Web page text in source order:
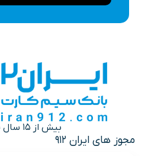
بیش از 15 سال سابقه
مجوز های ایران 912